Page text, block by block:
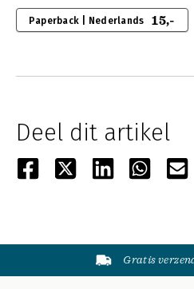
Paperback | Nederlands 15,-
Deel dit artikel
Gratis